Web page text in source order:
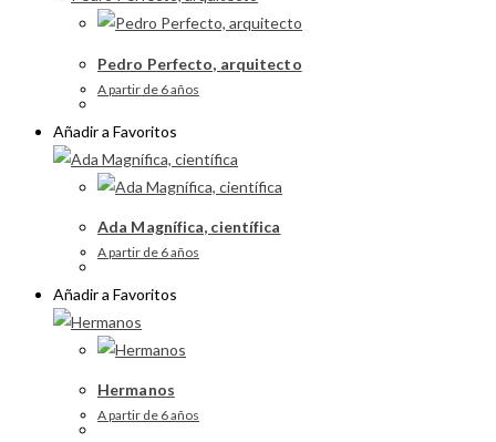
Pedro Perfecto, arquitecto
A partir de 6 años
Añadir a Favoritos
Ada Magnífica, científica
A partir de 6 años
Añadir a Favoritos
Hermanos
A partir de 6 años